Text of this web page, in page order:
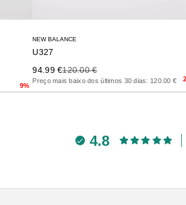
9%
NEW BALANCE
U327
Precio de oferta
94.99 €Precio anterior
120.00 €
Preço mais baixo dos últimos 30 dias: 120.00 €
4.8